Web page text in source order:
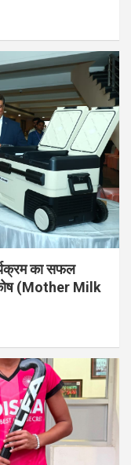
का सफल
(Mother Milk